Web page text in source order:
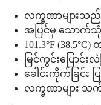
လက္ခဏာများသ
အပြင်မှ သောက်သုံ
101.3°F
မြင်ကွင်းပြောင်
ခေါင်းကိုက်ခြင်း
လက္ခဏာများ သက်